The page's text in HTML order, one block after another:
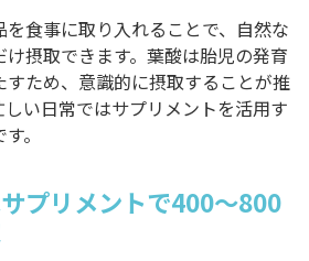
食事に取り入れることで、自然な
摂取できます。葉酸は胎児の発育
すため、意識的に摂取することが推
い日常ではサプリメントを活用す
。
プリメントで400～800